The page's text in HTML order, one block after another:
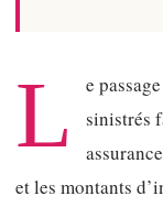
L
e
sinistrés
et les montants